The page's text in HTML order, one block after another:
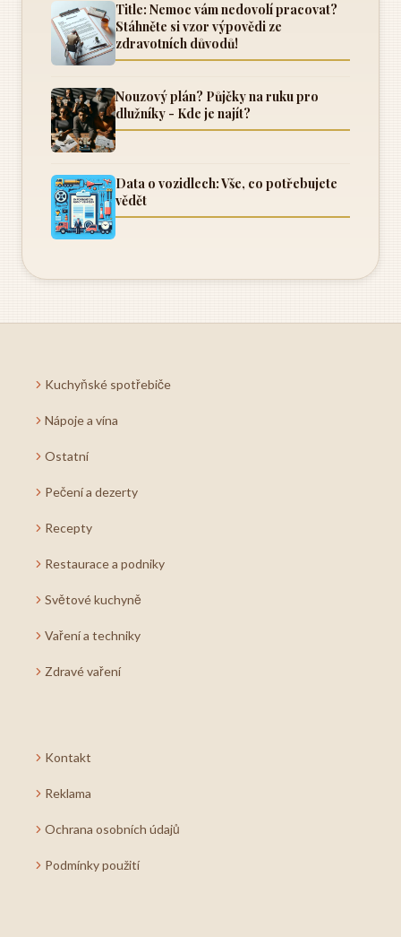
Title: Nemoc vám nedovolí pracovat?
Stáhněte si vzor výpovědi ze
zdravotních důvodů!
Nouzový plán? Půjčky na ruku pro
dlužníky - Kde je najít?
Data o vozidlech: Vše, co potřebujete
vědět
Kuchyňské spotřebiče
Nápoje a vína
Ostatní
Pečení a dezerty
Recepty
Restaurace a podniky
Světové kuchyně
Vaření a techniky
Zdravé vaření
Kontakt
Reklama
Ochrana osobních údajů
Podmínky použití